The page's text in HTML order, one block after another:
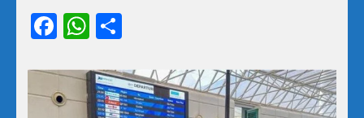
Facebook
WhatsApp